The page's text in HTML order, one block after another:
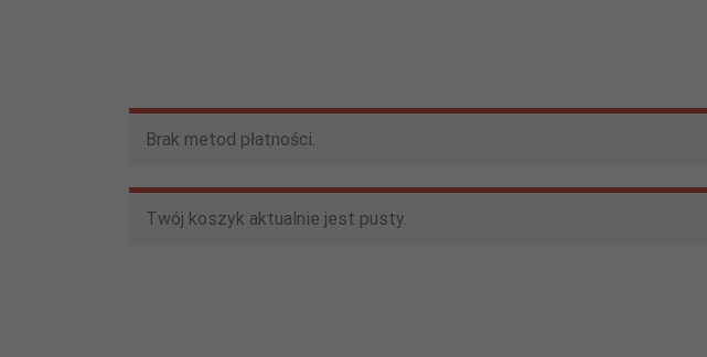
Brak metod płatności.
Twój koszyk aktualnie jest pusty.